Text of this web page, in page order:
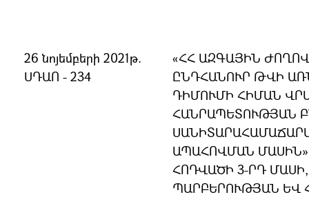
26 նոյեմբերի 2021թ.
ՍԴԱՈ - 234
«ՀՀ ԱԶԳԱՅԻՆ
ԸՆԴՀԱՆՈՒՐ ԹՎԻ
ԴԻՄՈՒՄԻ ՀԻՄԱՆ
ՀԱՆՐԱՊԵՏՈՒԹՅԱՆ
ԱՊԱՀՈՎՄԱՆ ՄԱՍԻՆ»
ՀՈԴՎԱԾԻ 3-ՐԴ
ՊԱՐԲԵՐՈՒԹՅԱՆ ԵՎ